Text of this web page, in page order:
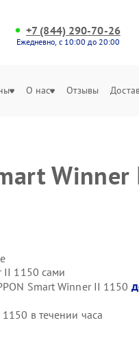
+7 (844) 290-70-26
Ежедневно, с 10:00 до 20:00
О нас Отзывы
Winner
II 1150 сами
Smart Winner II 1150
в течении часа